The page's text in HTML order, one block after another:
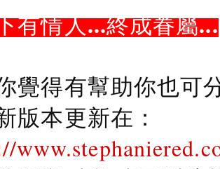
有情人...終成眷屬...
覺得有幫助你也可
版本更新在：